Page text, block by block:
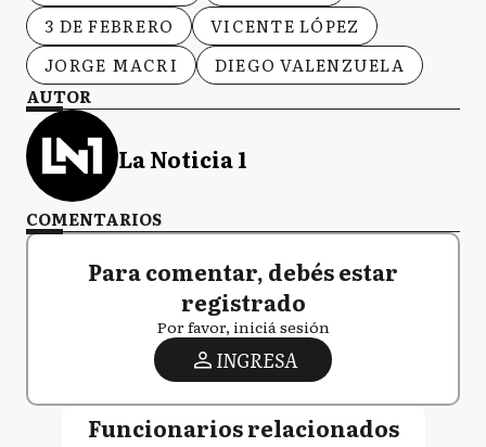
3 DE FEBRERO
VICENTE LÓPEZ
JORGE MACRI
DIEGO VALENZUELA
AUTOR
La Noticia 1
COMENTARIOS
Para comentar, debés estar
registrado
Por favor, iniciá sesión
INGRESA
Funcionarios relacionados